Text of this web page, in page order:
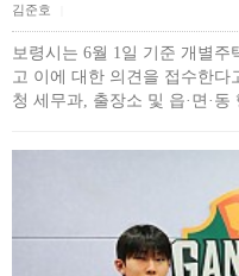
김준호
보령시는 6월 1일 기준 개별
고 이에 대한 의견을 접수한다
청 세무과, 출장소 및 읍·면·